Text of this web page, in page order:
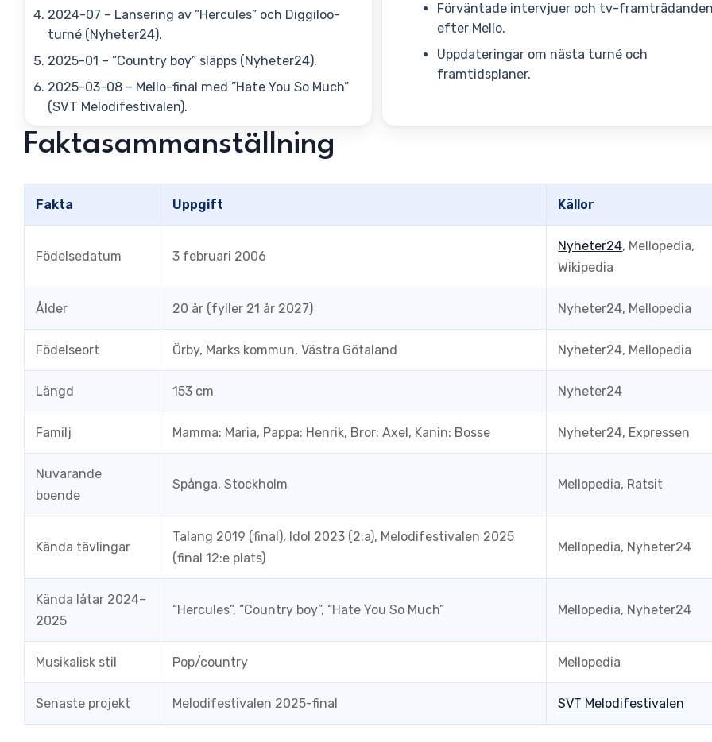
2024-07 – Lansering av ”Hercules” och Diggiloo-
turné (Nyheter24).
2025-01 – ”Country boy” släpps (Nyheter24).
2025-03-08 – Mello-final med ”Hate You So Much”
(SVT Melodifestivalen).
Förväntade intervjuer och tv-
efter Mello.
Uppdateringar om nästa turné och
framtidsplaner.
Faktasammanställning
Fakta Uppgift Källor
Födelsedatum 3 februari 2006
Nyheter24, Mellopedia,
Wikipedia
Ålder 20 år (fyller 21 år 2027) Nyheter24, Mellopedia
Födelseort Örby, Marks kommun, Västra Götaland Nyheter24, Mellopedia
Längd 153 cm Nyheter24
Familj Mamma: Maria, Pappa: Henrik, Bror: Axel, Kanin: Bosse Nyheter24, Expressen
Nuvarande
boende
Spånga, Stockholm Mellopedia, Ratsit
Kända tävlingar
Talang 2019 (final), Idol 2023 (2:a), Melodifestivalen 2025
(final 12:e plats)
Mellopedia, Nyheter24
Kända låtar 2024–
2025
“Hercules”, “Country boy”, “Hate You So Much” Mellopedia, Nyheter24
Musikalisk stil Pop/country Mellopedia
Senaste projekt Melodifestivalen 2025-final SVT Melodifestivalen